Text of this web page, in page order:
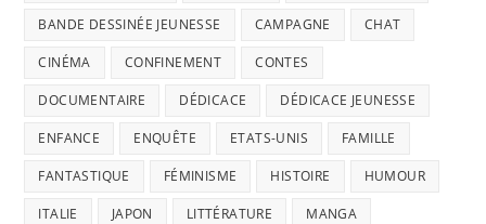
BANDE DESSINÉE JEUNESSE CAMPAGNE CHAT
CINÉMA CONFINEMENT CONTES
DOCUMENTAIRE DÉDICACE DÉDICACE JEUNESSE
ENFANCE ENQUÊTE ETATS-UNIS FAMILLE
FANTASTIQUE FÉMINISME HISTOIRE HUMOUR
ITALIE JAPON LITTÉRATURE MANGA